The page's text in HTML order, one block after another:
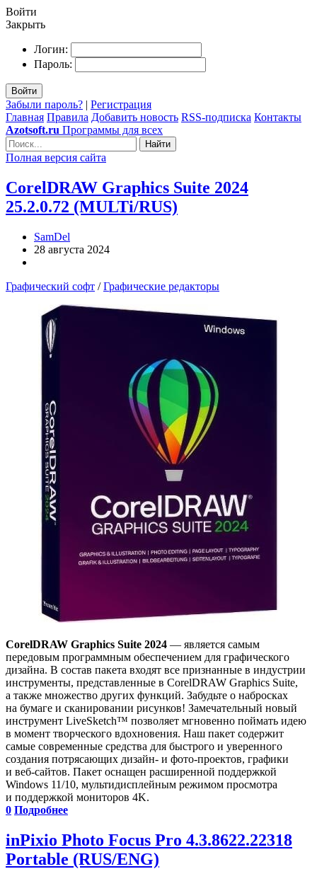
Войти
Закрыть
Логин:
Пароль:
Войти
Забыли пароль? | Регистрация
Главная Правила Добавить новость RSS-подписка Контакты
Azotsoft.ru Программы для всех
Найти
Полная версия сайта
CorelDRAW Graphics Suite 2024
25.2.0.72 (MULTi/RUS)
SamDel
28 августа 2024
Графический софт /Графические редакторы
CorelDRAW Graphics Suite 2024 — является самым
передовым программным обеспечением для графического
дизайна. В состав пакета входят все признанные в индустрии
инструменты, представленные в CorelDRAW Graphics Suite,
а также множество других функций. Забудьте о набросках
на бумаге и сканировании рисунков! Замечательный новый
инструмент LiveSketch™ позволяет мгновенно поймать идею
в момент творческого вдохновения. Наш пакет содержит
самые современные средства для быстрого и уверенного
создания потрясающих дизайн- и фото-проектов, графики
и веб-сайтов. Пакет оснащен расширенной поддержкой
Windows 11/10, мультидисплейным режимом просмотра
и поддержкой мониторов 4K.
0 Подробнее
inPixio Photo Focus Pro 4.3.8622.22318
Portable (RUS/ENG)